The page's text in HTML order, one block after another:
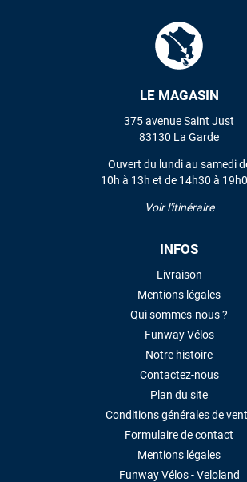
LE MAGASIN
375 avenue Saint Just
83130 La Garde
Ouvert du lundi au samedi
10h à 13h et de 14h30 à
Voir l'itinéraire
INFOS
Livraison
Mentions légales
Qui sommes-nous ?
Funway Vélos
Notre histoire
Contactez-nous
Plan du site
Conditions générales de
Formulaire de contact
Mentions légales
Funway Vélos - Veloland
VOIR TOUS LES AVIS
LAISSER UN AVIS